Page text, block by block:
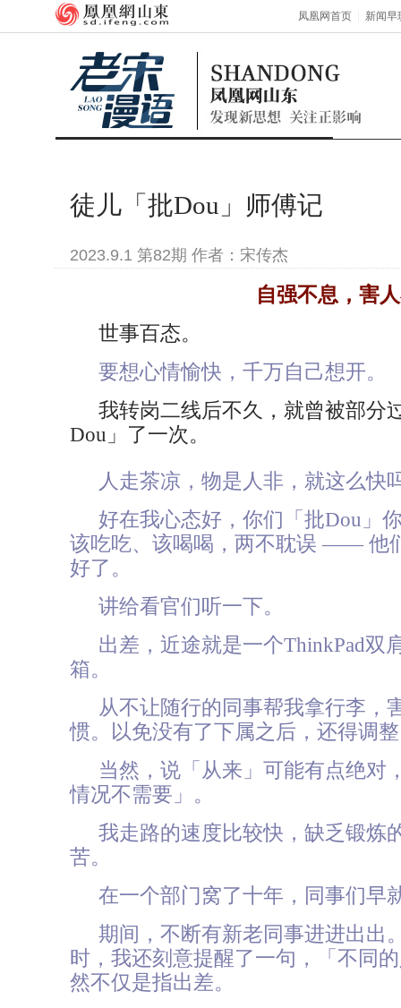
凤凰网首页 新闻早
徒儿「批Dou」师傅记
2023.9.1 第82期 作者：宋传杰
自强不息，害
世事百态。
要想心情愉快，千万自己想开。
我转岗二线后不久，就曾被部分
Dou」了一次。
人走茶凉，物是人非，就这么快
好在我心态好，你们「批Dou」
该吃吃、该喝喝，两不耽误 —— 他
好了。
讲给看官们听一下。
出差，近途就是一个ThinkPad双
箱。
从不让随行的同事帮我拿行李，
惯。以免没有了下属之后，还得调
当然，说「从来」可能有点绝对
情况不需要」。
我走路的速度比较快，缺乏锻炼
苦。
在一个部门窝了十年，同事们早
期间，不断有新老同事进进出出
时，我还刻意提醒了一句，「不同
然不仅是指出差。